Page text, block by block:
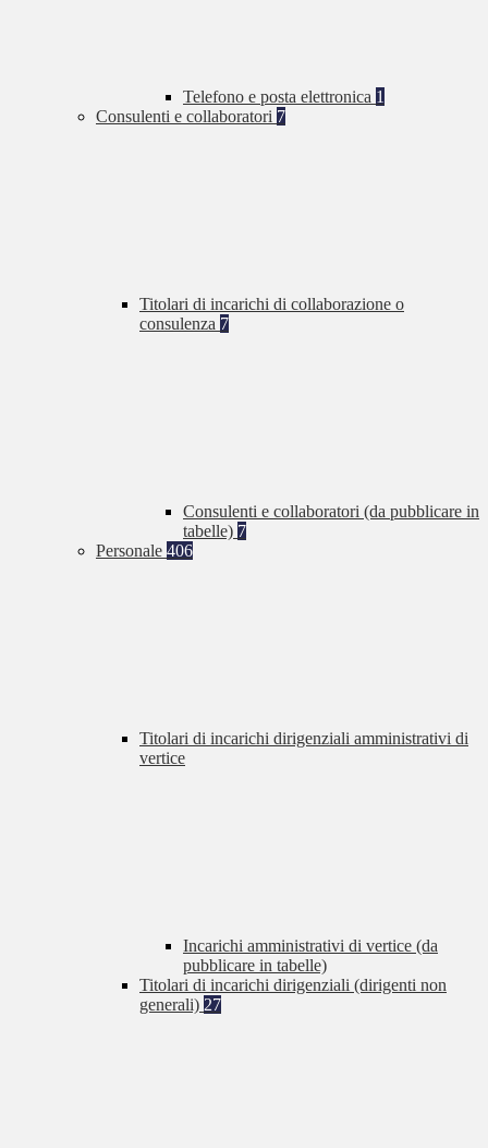
Telefono e posta elettronica 1
Consulenti e collaboratori 7
Titolari di incarichi di collaborazione o
consulenza 7
Consulenti e collaboratori (da pubblicare in
tabelle) 7
Personale 406
Titolari di incarichi dirigenziali amministrativi di
vertice
Incarichi amministrativi di vertice (da
pubblicare in tabelle)
Titolari di incarichi dirigenziali (dirigenti non
generali) 27